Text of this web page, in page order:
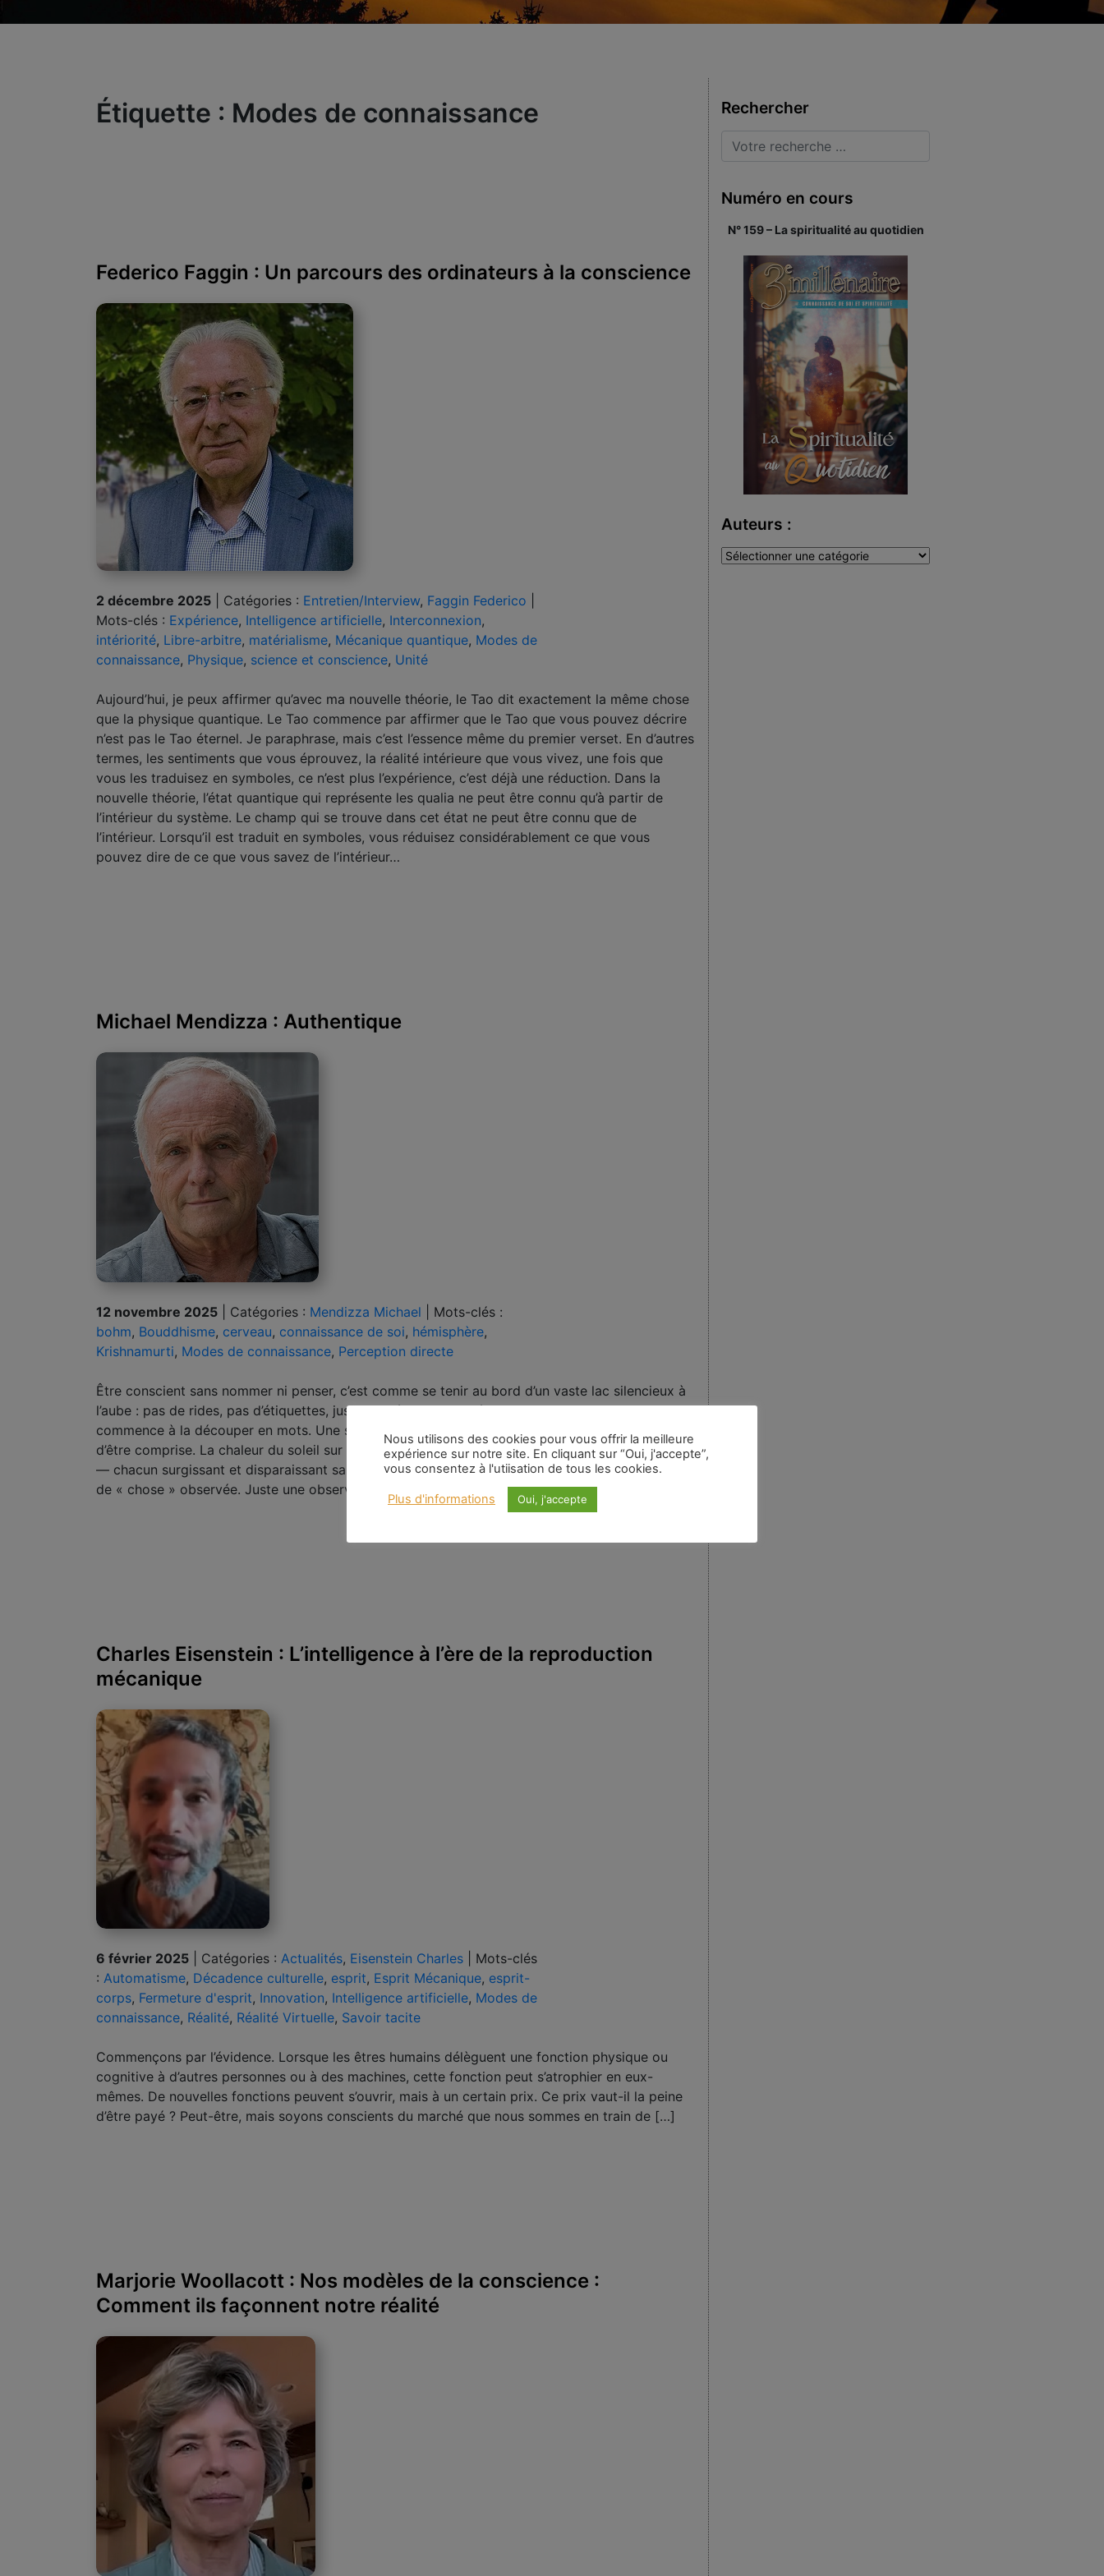
Étiquette : Modes de connaissance
Federico Faggin : Un parcours des ordinateurs à la conscience
2 décembre 2025 Catégories : Entretien/Interview, Faggin Federico
Mots-clés : Expérience, Intelligence artificielle, Interconnexion,
intériorité, Libre-arbitre, matérialisme, Mécanique quantique, Modes de
connaissance, Physique, science et conscience, Unité
Aujourd’hui, je peux affirmer qu’avec ma nouvelle théorie, le Tao dit exactement la même chose
que la physique quantique. Le Tao commence par affirmer que le Tao que vous pouvez décrire
n’est pas le Tao éternel. Je paraphrase, mais c’est l’essence même du premier verset. En d’autres
termes, les sentiments que vous éprouvez, la réalité intérieure que vous vivez, une fois que
vous les traduisez en symboles, ce n’est plus l’expérience, c’est déjà une réduction. Dans la
nouvelle théorie, l’état quantique qui représente les qualia ne peut être connu qu’à partir de
l’intérieur du système. Le champ qui se trouve dans cet état ne peut être connu que de
l’intérieur. Lorsqu’il est traduit en symboles, vous réduisez considérablement ce que vous
pouvez dire de ce que vous savez de l’intérieur…
Michael Mendizza : Authentique
12 novembre 2025 Catégories : Mendizza Michael
Mots-clés :
bohm, Bouddhisme, cerveau, connaissance de soi, hémisphère,
Krishnamurti, Modes de connaissance, Perception directe
Être conscient sans nommer ni penser, c’est comme se tenir au bord d’un vaste lac silencieux à
l’aube : pas de rides, pas d’étiquettes, juste la présence. L’expérience brute avant que l’esprit ne
commence à la découper en mots. Une sensation de vivacité « connue » sans avoir besoin
d’être comprise. La chaleur du soleil sur la peau, le chant d’un oiseau, le rythme de la respiration
— chacun surgissant et disparaissant sans commentaire. Il n’y a pas de « je » qui regarde, pas
de « chose » observée. Juste une observation ouverte, sans effort.
Charles Eisenstein : L’intelligence à l’ère de la reproduction
mécanique
6 février 2025 Catégories : Actualités, Eisenstein Charles
Mots-clés
: Automatisme, Décadence culturelle, esprit, Esprit Mécanique, esprit-
corps, Fermeture d'esprit, Innovation, Intelligence artificielle, Modes de
connaissance, Réalité, Réalité Virtuelle, Savoir tacite
Commençons par l’évidence. Lorsque les êtres humains délèguent une fonction physique ou
cognitive à d’autres personnes ou à des machines, cette fonction peut s’atrophier en eux-
mêmes. De nouvelles fonctions peuvent s’ouvrir, mais à un certain prix. Ce prix vaut-il la peine
d’être payé ? Peut-être, mais soyons conscients du marché que nous sommes en train de […]
Marjorie Woollacott : Nos modèles de la conscience :
Comment ils façonnent notre réalité
Rechercher
Numéro en cours
N° 159 – La spiritualité au quotidien
Auteurs :
Auteurs
Nous utilisons des cookies pour vous offrir la meilleure
expérience sur notre site. En cliquant sur “Oui, j'accepte”,
vous consentez à l'utiisation de tous les cookies.
Plus d'informations Oui, j'accepte